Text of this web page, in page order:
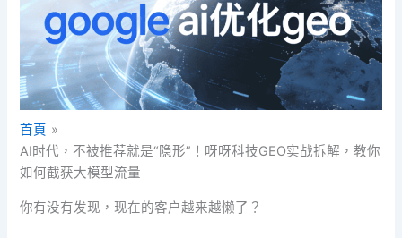
首頁
AI时代，不被推荐就是“隐形”！呀呀科技GEO实战拆解，教你
如何截获大模型流量
你有没有发现，现在的客户越来越懒了？